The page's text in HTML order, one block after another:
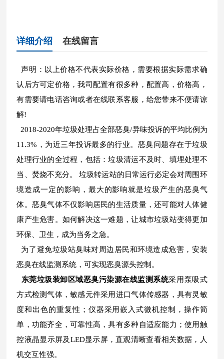
详细介绍 在线留言
声明：以上价格不代表实际价格，需要根据实际需求确
认后方可定价格，我司配置有很多种，配置高，价格高，
有需要请电话咨询或者在线联系客服，给您带来不便请谅
解!
2018-2020年垃圾处理占全部恶臭/异味投诉的平均比例为
11.3%，为近三年投诉最多的行业。恶臭问题存在于垃圾
处理行业的全过程，包括：垃圾清运不及时、填埋处理不
当、焚烧不充分。 垃圾转运站的日常运行必定会对周围环
境造成一定的影响，最大的影响就是垃圾产生的恶臭气
体。恶臭气体不仅影响居民的生活质量，还可能对人体健
康产生危害。如何解决这一难题，让城市垃圾站变得更加
环保、卫生，成为当务之急。
为了避免垃圾站臭味对周边居民和环境造成危害，安装
恶臭在线监测系统，可实现恶臭源头控制。
东莞垃圾装卸区域恶臭污染源在线监测系统采用泵吸式
方式检测气体，敏感元件采用进口气体传感器，具有灵敏
度和出色的重复性；仪器采用嵌入式微机控制，操作简
单，功能齐全，可靠性高，具有多种自适应能力；使用触
控液晶显示屏及LED显示屏，直观清晰查看相关数据，人
机交互性强。